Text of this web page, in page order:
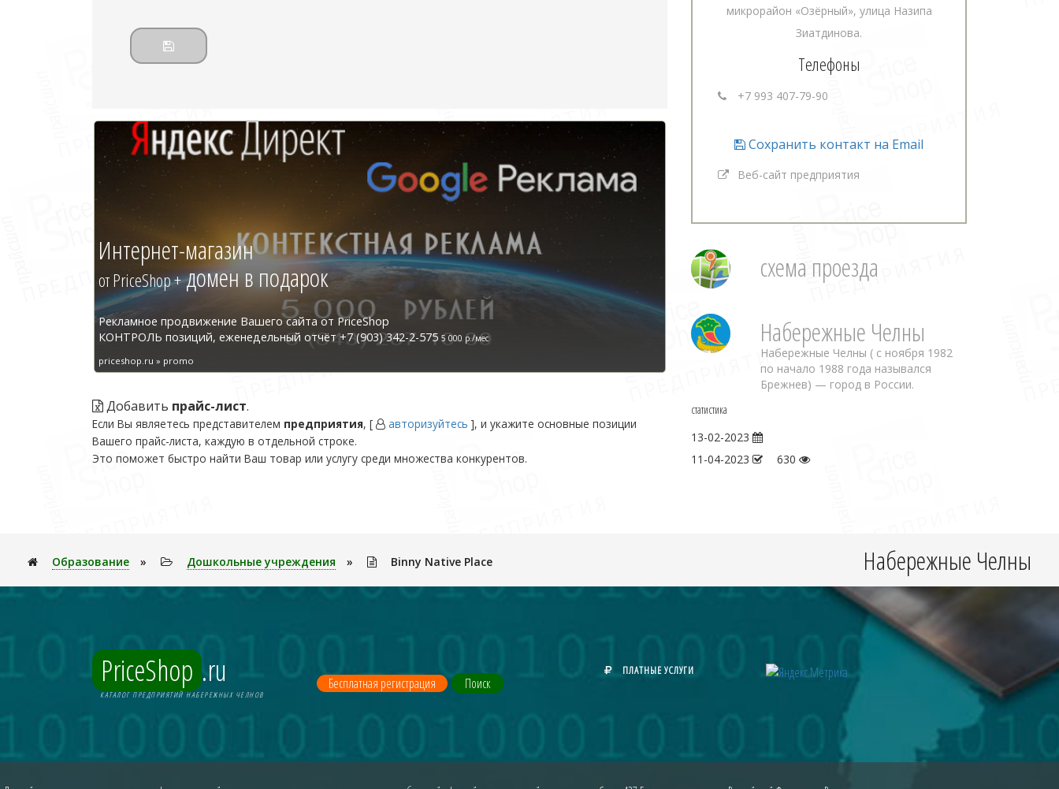
Интернет-магазин
от PriceShop +домен в подарок
Рекламное продвижение Вашего сайта от PriceShop
КОНТРОЛЬ позиций, еженедельный отчёт +7 (903) 342-2-575 5 000 р./мес
priceshop.ru » promo
Добавить прайс-лист.
Если Вы являетесь представителем предприятия, [ авторизуйтесь ], и укажите основные позиции
Вашего прайс-листа, каждую в отдельной строке.
Это поможет быстро найти Ваш товар или услугу среди множества конкурентов.
микрорайон «Озёрный», улица Назипа
Зиатдинова.
Телефоны
+7 993 407-79-90
Сохранить контакт на Email
Веб-сайт предприятия
схема проезда
Набережные Челны
Набережные Челны ( с ноября 1982
по начало 1988 года назывался
Брежнев) — город в России.
статистика
13-02-2023
11-04-2023
630
Образование » Дошкольные учреждения » Binny Native Place Набережные Челны
PriceShop .ru
КАТАЛОГ ПРЕДПРИЯТИЙ НАБЕРЕЖНЫХ ЧЕЛНОВ
Бесплатная регистрация Поиск
ПЛАТНЫЕ УСЛУГИ